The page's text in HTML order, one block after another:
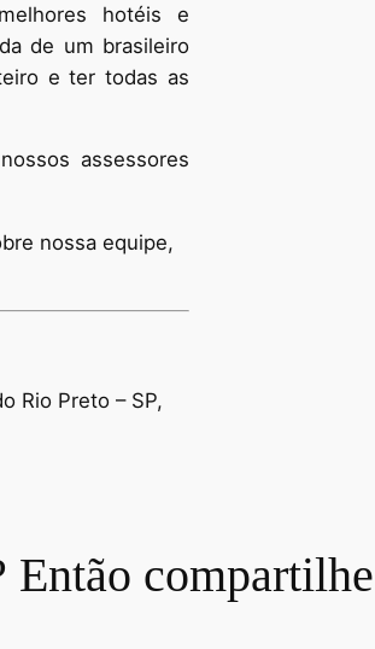
hotéis e
de um brasileiro
e ter todas as
assessores
nossa equipe,
Rio Preto – SP,
Então